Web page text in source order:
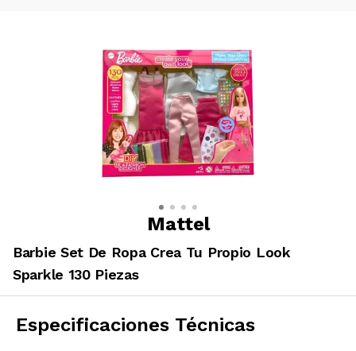
Mattel
Barbie Set De Ropa Crea Tu Propio Look
Sparkle 130 Piezas
Especificaciones Técnicas